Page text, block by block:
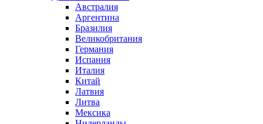
Австралия
Аргентина
Бразилия
Великобритания
Германия
Испания
Италия
Китай
Латвия
Литва
Мексика